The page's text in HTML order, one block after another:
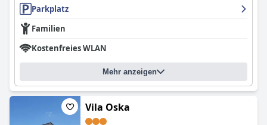
Parkplatz
Familien
Kostenfreies WLAN
Mehr anzeigen
Vila Oska